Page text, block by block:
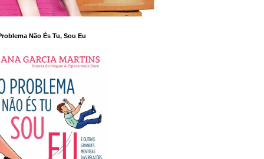
Não És Tu, Sou Eu